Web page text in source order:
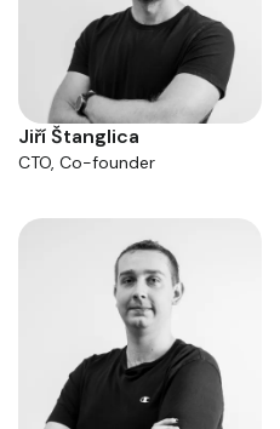
Jiří Štanglica
CTO, Co-founder